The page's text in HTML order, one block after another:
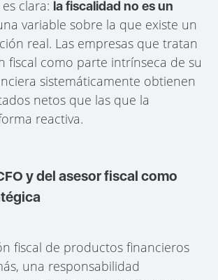
clara: la fiscalidad no es un
variable sobre la que existe un
real. Las empresas que tratan
fiscal como parte intrínseca de su
sistemáticamente obtienen
netos que las que la
reactiva.
y del asesor fiscal como
fiscal de productos financieros
una responsabilidad